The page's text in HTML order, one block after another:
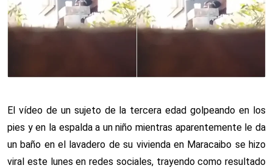
El vídeo de un sujeto de la tercera edad golpeando en los
pies y en la espalda a un niño mientras aparentemente le da
un baño en el lavadero de su vivienda en Maracaibo se hizo
viral este lunes en redes sociales, trayendo como resultado